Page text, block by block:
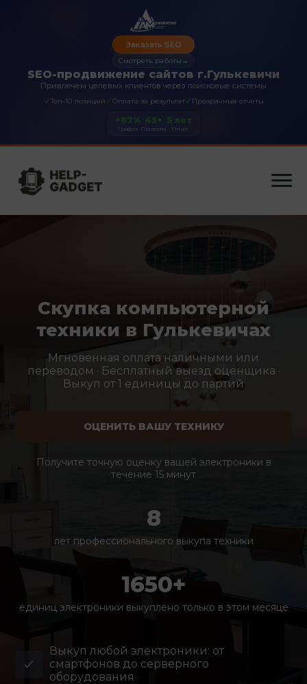
SEO-продвижение сайтов г.Гулькевичи
Привлечем целевых клиентов через поисковые системы
✓Топ-10 позиций ✓Оплата за результат✓ Прозрачные отчеты
Заказать SEO
Смотреть работы →
+87%
Трафик
45+
Проекты
5 лет
Опыт
Скупка компьютерной
техники в Гулькевичах
Мгновенная оплата наличными или
переводом · Бесплатный выезд оценщика ·
Выкуп от 1 единицы до партий
ОЦЕНИТЬ ВАШУ ТЕХНИКУ
Получите точную оценку вашей электроники в
течение 15 минут
8
лет профессионального выкупа техники
1650+
единиц электроники выкуплено только в этом месяце
Выкуп любой электроники: от
смартфонов до серверного
оборудования